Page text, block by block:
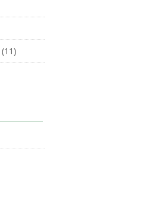
(11)